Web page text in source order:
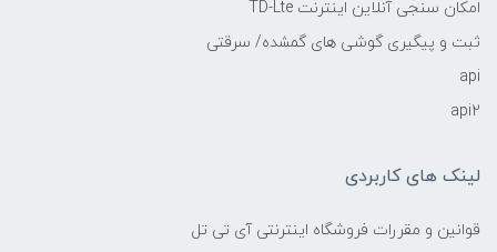
امکان سنجی آنلاین اینترنت TD-Lte
ثبت و پیگیری گوشی های گمشده/ سرقتی
api
api2
لینک های کاربردی
قوانین و مقررات فروشگاه اینترنتی آی تی تل